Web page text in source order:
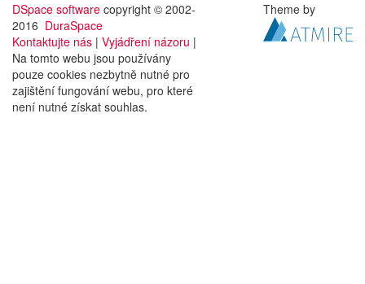
DSpace software copyright © 2002-
2016 DuraSpace
Kontaktujte nás | Vyjádření názoru |
Na tomto webu jsou používány
pouze cookies nezbytně nutné pro
zajištění fungování webu, pro které
není nutné získat souhlas.
Theme by